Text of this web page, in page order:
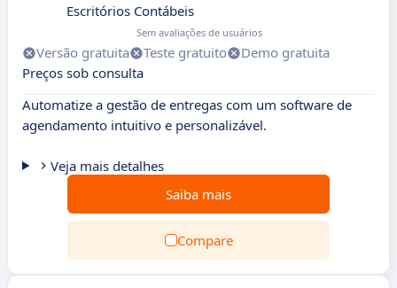
Escritórios Contábeis
Sem avaliações de usuários
Versão gratuita Teste gratuito
Demo gratuita
Preços sob consulta
Automatize a gestão de entregas com um software de
agendamento intuitivo e personalizável.
Veja mais detalhes
Saiba mais
Compare